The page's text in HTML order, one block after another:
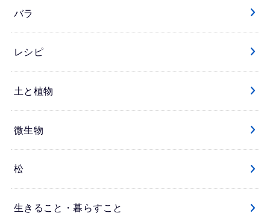
バラ
レシピ
土と植物
微生物
松
生きること・暮らすこと